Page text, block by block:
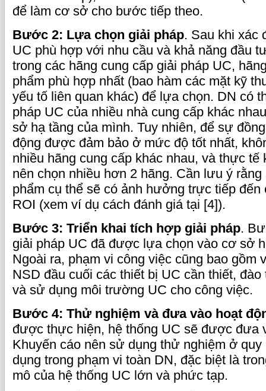
để làm cơ sở cho bước tiếp theo.
Bước 2: Lựa chọn giải pháp. Sau khi xác
UC phù hợp với nhu cầu và khả năng đầu
trong các hãng cung cấp giải pháp UC,
phẩm phù hợp nhất (bao hàm các mặt kỹ
yếu tố liên quan khác) để lựa chọn. DN có
pháp UC của nhiều nhà cung cấp khác
sở hạ tầng của mình. Tuy nhiên, để sự
động được đảm bảo ở mức độ tốt nhất,
nhiều hãng cung cấp khác nhau, và thực tế
nên chọn nhiều hơn 2 hãng. Cần lưu ý
phẩm cụ thể sẽ có ảnh hưởng trực tiếp đến
ROI (xem ví dụ cách đánh giá tại [4]).
Bước 3: Triển khai tích hợp giải pháp.
giải pháp UC đã được lựa chọn vào cơ sở
Ngoài ra, phạm vi công việc cũng bao gồm
NSD đầu cuối các thiết bị UC cần thiết,
và sử dụng môi trường UC cho công việc.
Bước 4: Thử nghiệm và đưa vào hoạt
được thực hiện, hệ thống UC sẽ được đưa
Khuyến cáo nên sử dụng thử nghiệm ở
dụng trong phạm vi toàn DN, đặc biệt là
mô của hệ thống UC lớn và phức tạp.